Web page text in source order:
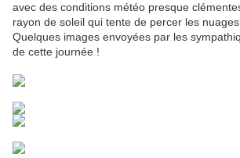
avec des conditions météo presque
rayon de soleil qui tente de percer les
Quelques images envoyées par les
de cette journée !